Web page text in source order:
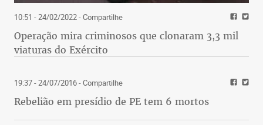
10:51 - 24/02/2022- Compartilhe
Operação mira criminosos que clonaram 3,3 mil
viaturas do Exército
19:37 - 24/07/2016- Compartilhe
Rebelião em presídio de PE tem 6 mortos